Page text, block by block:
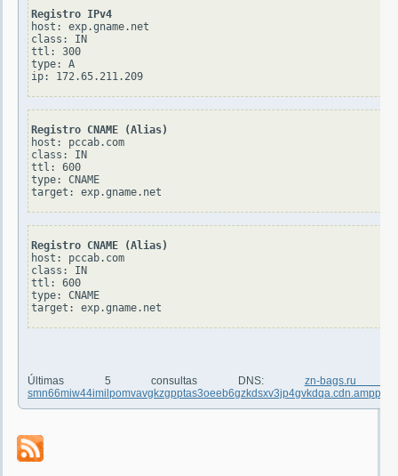
Registro IPv4
host: exp.gname.net
class: IN
ttl: 300
type: A
Registro CNAME (Alias)
host: pccab.com
class: IN
ttl: 600
type: CNAME
Registro CNAME (Alias)
host: pccab.com
class: IN
ttl: 600
type: CNAME
Últimas 5 consultas DNS: zn-bags.ru